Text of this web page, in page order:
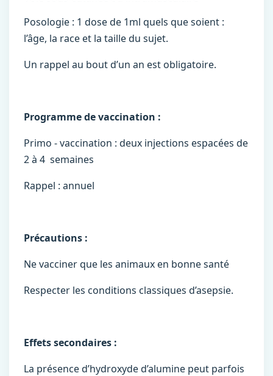
Posologie : 1 dose de 1ml quels que soient :
l’âge, la race et la taille du sujet.
Un rappel au bout d’un an est obligatoire.
Programme de vaccination :
Primo - vaccination : deux injections espacées de
2 à 4 semaines
Rappel : annuel
Précautions :
Ne vacciner que les animaux en bonne santé
Respecter les conditions classiques d’asepsie.
Effets secondaires :
La présence d’hydroxyde d’alumine peut parfois